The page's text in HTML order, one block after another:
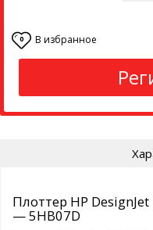
0 В избранное
Плоттер HP
— 5HB07D